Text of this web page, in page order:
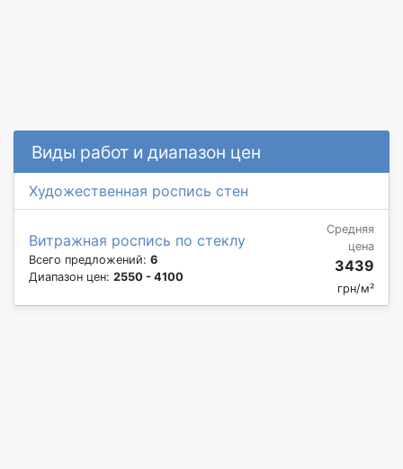
Виды работ и диапазон цен
Художественная роспись стен
Витражная роспись по стеклу
Всего предложений: 6
Диапазон цен: 2550 - 4100
Средняя
цена
3439
грн/м²